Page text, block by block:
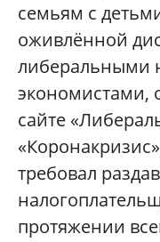
семьям с
оживлённой
либеральными
экономистами,
сайте
требовал
протяжении